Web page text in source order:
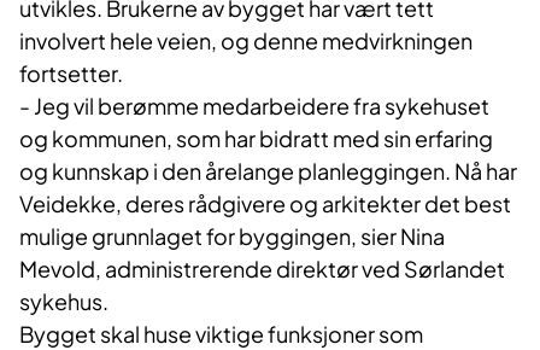
utvikles. Brukerne av bygget har vært tett
involvert hele veien, og denne medvirkningen
fortsetter.
- Jeg vil berømme medarbeidere fra sykehuset
og kommunen, som har bidratt med sin erfaring
og kunnskap i den årelange planleggingen. Nå har
Veidekke, deres rådgivere og arkitekter det best
mulige grunnlaget for byggingen, sier Nina
Mevold, administrerende direktør ved Sørlandet
sykehus.
Bygget skal huse viktige funksjoner som